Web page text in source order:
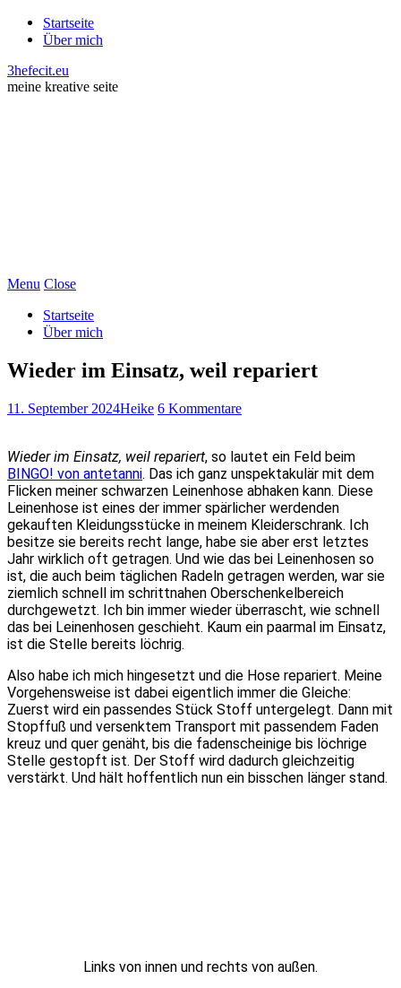
Startseite
Über mich
3hefecit.eu
meine kreative seite
Menu Close
Startseite
Über mich
Wieder im Einsatz, weil repariert
11. September 2024Heike 6 Kommentare
Wieder im Einsatz, weil repariert, so lautet ein Feld beim
BINGO! von antetanni. Das ich ganz unspektakulär mit dem
Flicken meiner schwarzen Leinenhose abhaken kann. Diese
Leinenhose ist eines der immer spärlicher werdenden
gekauften Kleidungsstücke in meinem Kleiderschrank. Ich
besitze sie bereits recht lange, habe sie aber erst letztes
Jahr wirklich oft getragen. Und wie das bei Leinenhosen so
ist, die auch beim täglichen Radeln getragen werden, war sie
ziemlich schnell im schrittnahen Oberschenkelbereich
durchgewetzt. Ich bin immer wieder überrascht, wie schnell
das bei Leinenhosen geschieht. Kaum ein paarmal im Einsatz,
ist die Stelle bereits löchrig.
Also habe ich mich hingesetzt und die Hose repariert. Meine
Vorgehensweise ist dabei eigentlich immer die Gleiche:
Zuerst wird ein passendes Stück Stoff untergelegt. Dann mit
Stopffuß und versenktem Transport mit passendem Faden
kreuz und quer genäht, bis die fadenscheinige bis löchrige
Stelle gestopft ist. Der Stoff wird dadurch gleichzeitig
verstärkt. Und hält hoffentlich nun ein bisschen länger stand.
Links von innen und rechts von außen.